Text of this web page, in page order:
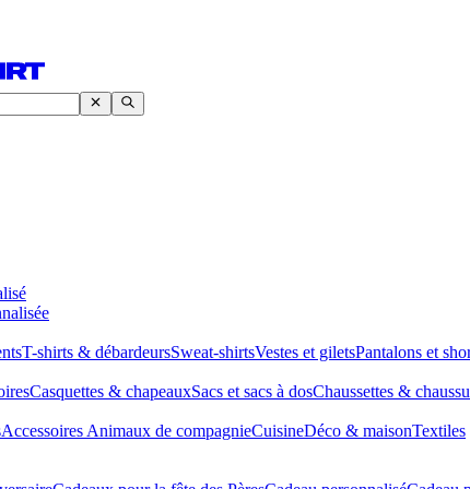
T-shirts & débardeursSweat-shirtsVestes et giletsPantalons et
Casquettes & chapeauxSacs et sacs à dosChaussettes &
Accessoires Animaux de compagnieCuisineDéco & maisonTextiles